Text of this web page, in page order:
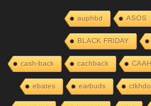
ASOS
auphbd
BLACK FRIDAY
cachback
cash-back
ctkhdo
earbuds
ebates